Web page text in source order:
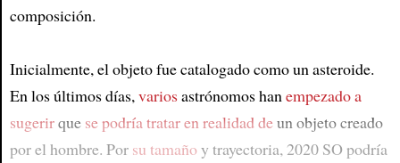
composición.
Inicialmente, el objeto fue catalogado como un asteroide.
En los últimos días, variosastrónomos han empezado a
sugerirque se podría tratar en realidad deun objeto creado
por el hombre. Por su tamañoy trayectoria, 2020 SO podría